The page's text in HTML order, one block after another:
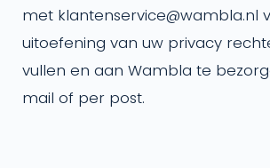
met klantenservice@wambla.nl
uitoefening van uw privacy
vullen en aan Wambla te
mail of per post.